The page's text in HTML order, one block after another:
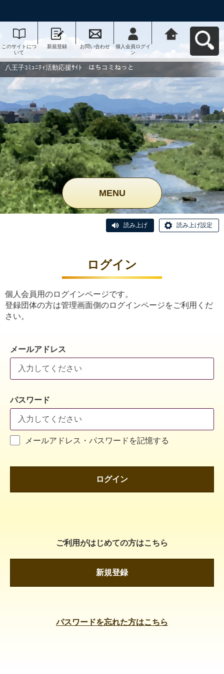
このサイトにつ
いて
新規登録 お問い合わせ
個人会員ログイ
ン
動応援ｻｲﾄ はち
コミねっとへ戻
八王子ｺﾐｭﾆﾃｨ活動応援ｻｲﾄ はちコミねっと
MENU
読み上げ 読み上げ設定
ログイン
個人会員用のログインページです。
登録団体の方は管理画面側のログインページをご利用くだ
さい。
メールアドレス
パスワード
メールアドレス・パスワードを記憶する
ログイン
ご利用がはじめての方はこちら
新規登録
パスワードを忘れた方はこちら